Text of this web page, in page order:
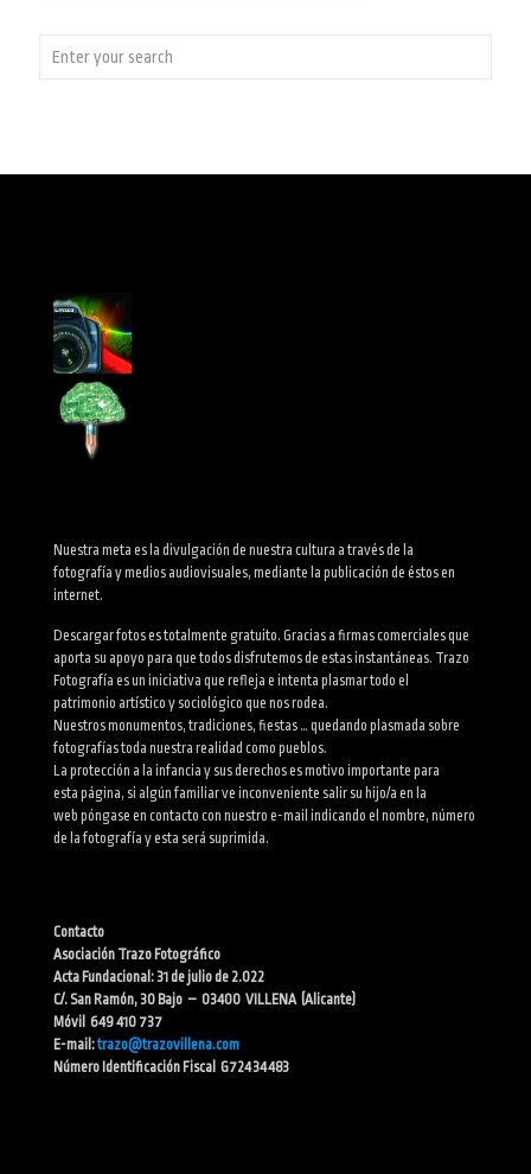
Nuestra meta es la divulgación de nuestra cultura a través de la
fotografía y medios audiovisuales, mediante la publicación de éstos en
internet.
Descargar fotos es totalmente gratuito. Gracias a firmas comerciales que
aporta su apoyo para que todos disfrutemos de estas instantáneas. Trazo
Fotografía es un iniciativa que refleja e intenta plasmar todo el
patrimonio artístico y sociológico que nos rodea.
Nuestros monumentos, tradiciones, fiestas … quedando plasmada sobre
fotografías toda nuestra realidad como pueblos.
La protección a la infancia y sus derechos es motivo importante para
esta página, si algún familiar ve inconveniente salir su hijo/a en la
web póngase en contacto con nuestro e-mail indicando el nombre, número
de la fotografía y esta será suprimida.
Contacto
Asociación Trazo Fotográfico
Acta Fundacional: 31 de julio de 2.022
C/. San Ramón, 30 Bajo – 03400 VILLENA (Alicante)
Móvil 649 410 737
E-mail:trazo@trazovillena.com
Número Identificación Fiscal G72434483